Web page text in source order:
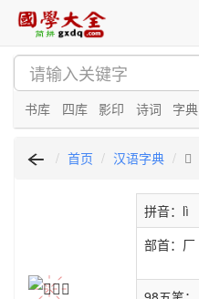
书库 四库 影印 诗词 字典
首页 汉语字典 𠩵
拼音：lì
部首：厂